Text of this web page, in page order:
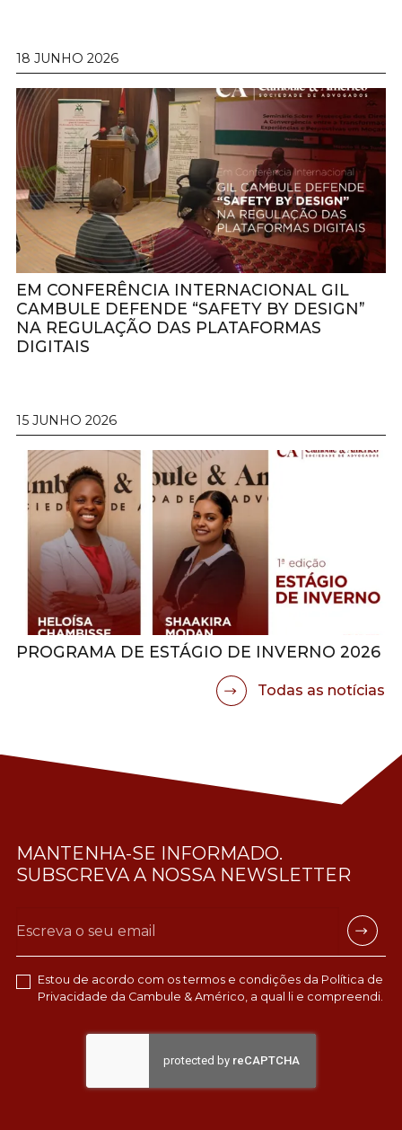
18 JUNHO 2026
EM CONFERÊNCIA INTERNACIONAL GIL
CAMBULE DEFENDE “SAFETY BY DESIGN”
NA REGULAÇÃO DAS PLATAFORMAS
DIGITAIS
15 JUNHO 2026
PROGRAMA DE ESTÁGIO DE INVERNO 2026
Todas as notícias
MANTENHA-SE INFORMADO.
SUBSCREVA A NOSSA NEWSLETTER
Estou de acordo com os termos e condições da Política de
Privacidade da Cambule & Américo, a qual li e compreendi.